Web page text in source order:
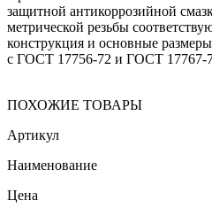
защитной антикоррозийной
метрической резьбы
конструкция и основные
с ГОСТ 17756-72 и ГОСТ 17767-
ПОХОЖИЕ ТОВАРЫ
Артикул
Наименование
Цена